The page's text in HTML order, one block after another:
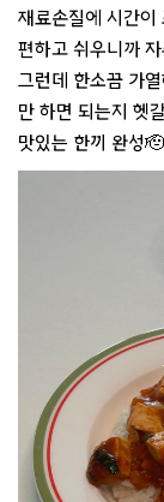
재료손질에 시간
편하고 쉬우니까
그런데 한소끔 가
만 하면 되는지 헷
맛있는 한끼 완성🫡